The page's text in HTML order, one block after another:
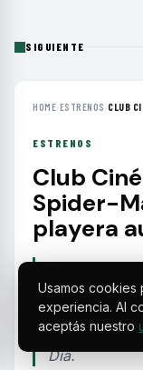
SIGUIENTE
HOME›ESTRENOS ›CLUB
ESTRENOS
Club
Spider-
playera
agosto para
Tom
Daniel
Día.
Usamos cookies
experiencia. Al
aceptás nuestro